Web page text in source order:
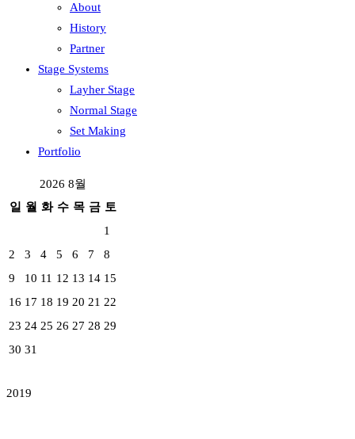
About
History
Partner
Stage Systems
Layher Stage
Normal Stage
Set Making
Portfolio
2026 8월
일 월 화 수 목 금 토
1
2
3 4 5 6 7
8
9
10 11 12 13 14 15
16 17 18 19 20 21 22
23 24 25 26 27 28 29
30 31
2019